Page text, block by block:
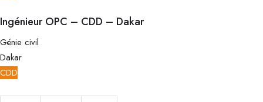
Ingénieur OPC – CDD – Dakar
Génie civil
Dakar
CDD